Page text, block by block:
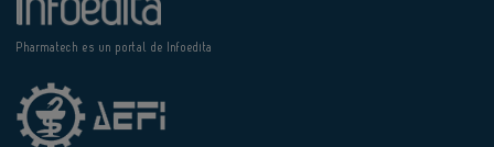
Pharmatech es un portal de Infoedita